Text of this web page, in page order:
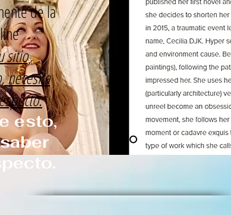
de la
sitio
necesita
esto,